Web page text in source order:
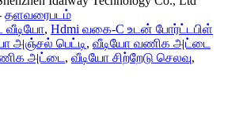
தளவரைபடம்
வீடியோ, Hdmi வகை-C உடன் போர்ட்டபிள்
அஞ்சல் பெட்டி, வீடியோ வணிக அட்டை
அட்டை , வீடியோ சிற்றேடு செலவு,